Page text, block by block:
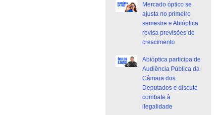
Mercado óptico se
ajusta no primeiro
semestre e Abióptica
revisa previsões de
crescimento
Abióptica participa de
Audiência Pública da
Câmara dos
Deputados e discute
combate à
ilegalidade